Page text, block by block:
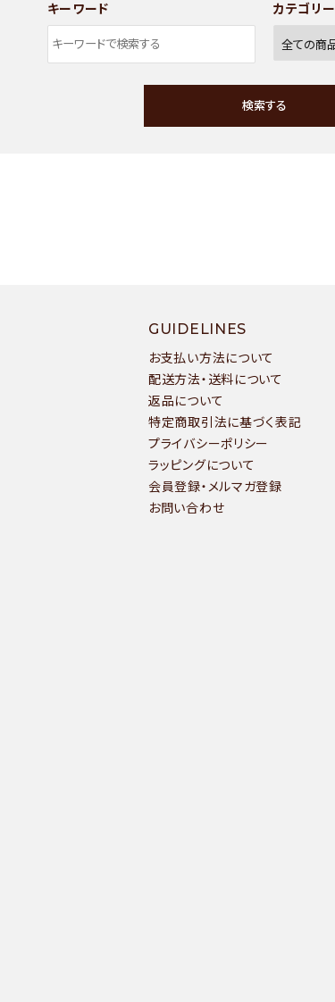
キーワード カテゴリー
検索する
GUIDELINES
お支払い方法について
配送方法・送料について
返品について
特定商取引法に基づく表記
プライバシーポリシー
ラッピングについて
会員登録・メルマガ登録
お問い合わせ